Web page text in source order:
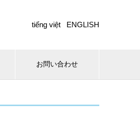
tiếng việt ENGLISH
お問い合わせ